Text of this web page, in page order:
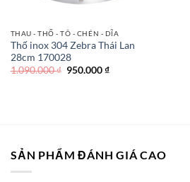
THAU - THỐ - TÔ - CHÉN - DĨA
Thố inox 304 Zebra Thái Lan
28cm 170028
1.090.000₫ Giá
950.000₫Giá
SẢN PHẨM ĐÁNH GIÁ CAO